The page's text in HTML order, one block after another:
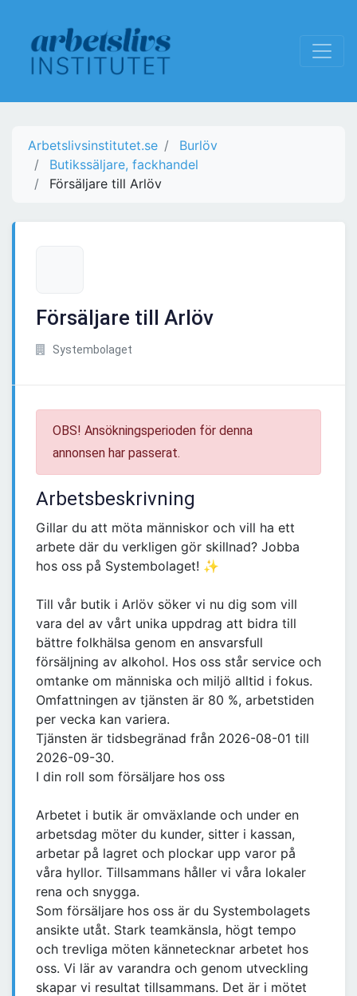
Arbetslivsinstitutet.se
Burlöv
Butikssäljare, fackhandel
Försäljare till Arlöv
Försäljare till Arlöv
Systembolaget
OBS! Ansökningsperioden för denna
annonsen har passerat.
Arbetsbeskrivning
Gillar du att möta människor och vill ha ett
arbete där du verkligen gör skillnad? Jobba
hos oss på Systembolaget! ✨
Till vår butik i Arlöv söker vi nu dig som vill
vara del av vårt unika uppdrag att bidra till
bättre folkhälsa genom en ansvarsfull
försäljning av alkohol. Hos oss står service och
omtanke om människa och miljö alltid i fokus.
Omfattningen av tjänsten är 80 %, arbetstiden
per vecka kan variera.
Tjänsten är tidsbegränad från 2026-08-01 till
2026-09-30.
I din roll som försäljare hos oss
Arbetet i butik är omväxlande och under en
arbetsdag möter du kunder, sitter i kassan,
arbetar på lagret och plockar upp varor på
våra hyllor. Tillsammans håller vi våra lokaler
rena och snygga.
Som försäljare hos oss är du Systembolagets
ansikte utåt. Stark teamkänsla, högt tempo
och trevliga möten kännetecknar arbetet hos
oss. Vi lär av varandra och genom utveckling
skapar vi resultat tillsammans. Det är i mötet